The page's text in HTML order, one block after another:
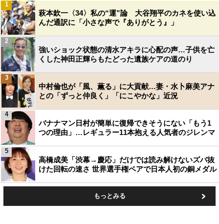
萩本欽一〈34〉私の“運”論 大谷翔平のカネを使い込
んだ通訳に「小さな声で『ありがとう』」
1
強いショック状態の清水アキラに心配の声…子供を亡
くした神田正輝らもたどった遺族ケアの道のり
2
中村倫也が「風、薫る」に大貢献…妻・水卜麻美アナ
との「ずっと仲良く」「にこやかな」近況
3
バナナマン日村が簡単に復帰できそうにない「もう1
つの理由」…レギュラー11本抱える人気者のジレンマ
4
高橋成美「渋幕→慶応」だけでは読み解けないズバ抜
けた回転の速さ 世界選手権ペアで日本人初の銅メダル
5
もっとみる